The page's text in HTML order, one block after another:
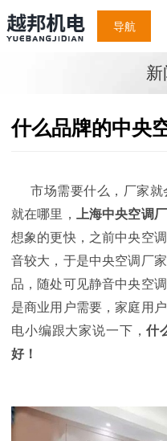
导航
新
什么品牌的中央
市场需要什么，厂家
就在哪里，
上海中央空调
想象的更快，之前中央空
音较大，于是中央空调厂
品，随处可见静音中央空
是商业用户需要，家庭用
电小编跟大家说一下，什
好！